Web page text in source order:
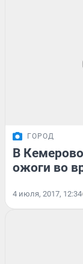
ГОРОД
В
ожоги во
4 июля, 2017, 12:34